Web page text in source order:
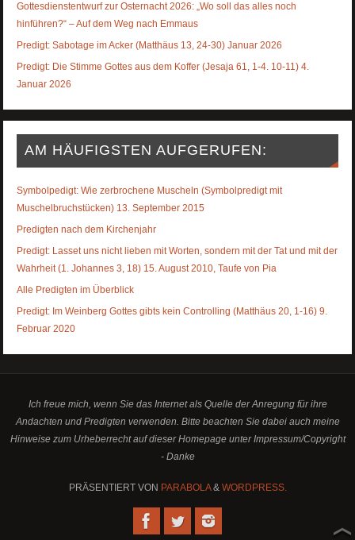
Gottesdienstentwurf zur Osternacht 2026: „Wo soll das alles noch
hinführen?“ – Auf dem Weg nach Emmaus
Predigt: Sabotage im Acker (Matthäus 13, 24-30) Januar 2026
Predigt: Die Stimme Gottes aus dem Koffer (Jesaja 61, 1-4. 10-11) 4.
Januar 2026
AM HÄUFIGSTEN AUFGERUFEN:
Symbolpedigt: Wie zerbrochene Muscheln (Symbolpredigt mit
Muschelbruchstücken) 13. September 2015
Predigten nach dem Kirchenjahr
Predigt: Lasset uns nicht lieben mit Worten, sondern mit der Tat und mit der
Wahrheit (1. Johannes 3, 18) 15. August 2010, Taufe von Pia
Alle Predigten im Überblick
Predigt: Im Weinberg Gottes gibts kein Controlling (Matthäus 20, 1-16) 9.
Februar 2020
Ich freue mich, wenn Sie das Internet als Quelle der Anregung für ihre
Andachten und Predigten verwenden. Bitte beachten Sie dabei auch meine
Hinweise zum Urheberrecht auf dieser Homepage unter Impressum/Copyright
- Danke
PRÄSENTIERT VON PARABOLA& WORDPRESS.